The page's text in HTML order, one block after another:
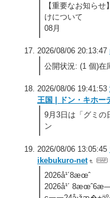
【重要なお知ら
けについて
08月
2026/08/06 20:13:47
公開状況: (1 個)在
2026/08/06 19:41:53
王国 | ドン・キホー
9月3日は「グミの
ン
2026/08/06 13:05:45
ikebukuro-net
2026å¹´8æœˆ
2026å¹´